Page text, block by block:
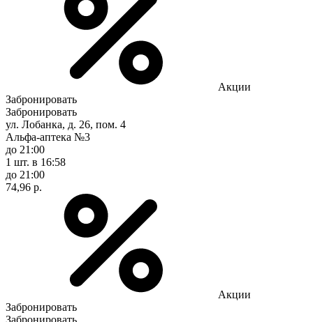
Акции
Забронировать
Забронировать
ул. Лобанка, д. 26, пом. 4
Альфа-аптека №3
до 21:00
1 шт. в 16:58
до 21:00
74,96 р.
Акции
Забронировать
Забронировать